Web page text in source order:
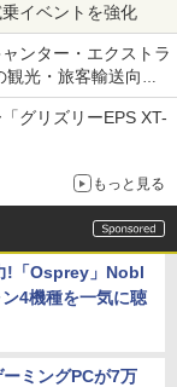
イベントを強化
ンター・エクストラ
光・旅客輸送向け
グリズリーEPS XT-
もっと見る
!「Osprey」Nobl
4機種を一気に聴
ミングPCが7万